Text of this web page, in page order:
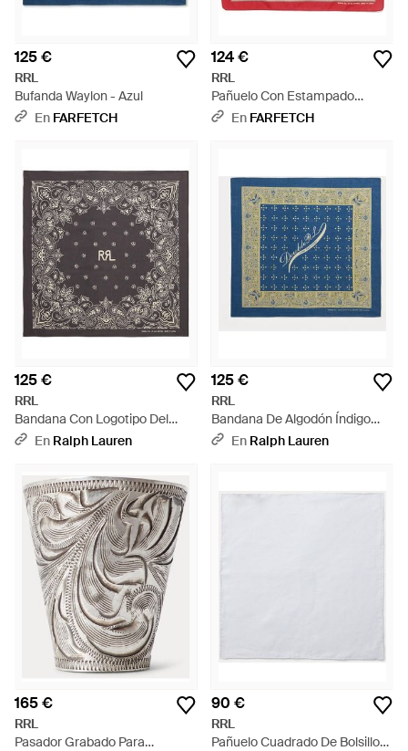
125 €
RRL
Bufanda Waylon - Azul
En FARFETCH
124 €
RRL
Pañuelo Con Estampado
Geométrico - Rojo
En FARFETCH
125 €
RRL
Bandana Con Logotipo Del
Rancho - Metálico
En Ralph Lauren
125 €
RRL
Bandana De Algodón Índigo
Con Logotipo - Azul
En Ralph Lauren
165 €
RRL
Pasador Grabado Para
90 €
RRL
Pañuelo Cuadrado De Bolsillo